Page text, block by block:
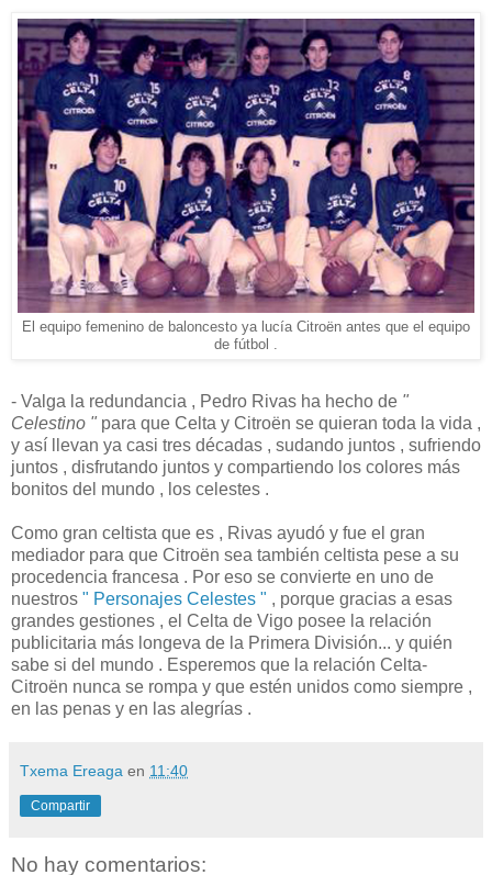
El equipo femenino de baloncesto ya lucía Citroën antes que el equipo
de fútbol .
- Valga la redundancia , Pedro Rivas ha hecho de "
Celestino " para que Celta y Citroën se quieran toda la vida ,
y así llevan ya casi tres décadas , sudando juntos , sufriendo
juntos , disfrutando juntos y compartiendo los colores más
bonitos del mundo , los celestes .
Como gran celtista que es , Rivas ayudó y fue el gran
mediador para que Citroën sea también celtista pese a su
procedencia francesa . Por eso se convierte en uno de
nuestros " Personajes Celestes " , porque gracias a esas
grandes gestiones , el Celta de Vigo posee la relación
publicitaria más longeva de la Primera División... y quién
sabe si del mundo . Esperemos que la relación Celta-
Citroën nunca se rompa y que estén unidos como siempre ,
en las penas y en las alegrías .
Txema Ereaga en 11:40
Compartir
No hay comentarios: